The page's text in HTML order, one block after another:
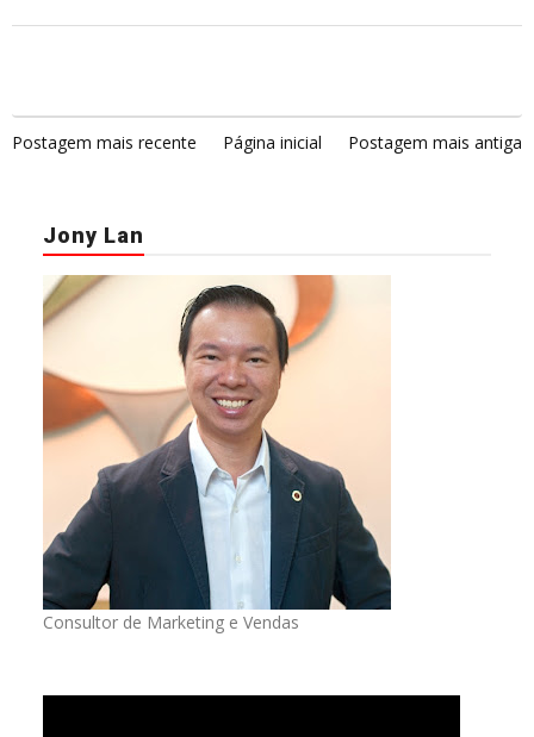
Postagem mais recente Página inicial Postagem mais antiga
Jony Lan
Consultor de Marketing e Vendas